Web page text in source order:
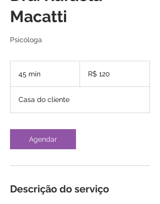
Macatti
Psicóloga
45 min
i
n
brasileiros
R$ 120
Casa do cliente
Agendar
Descrição do serviço